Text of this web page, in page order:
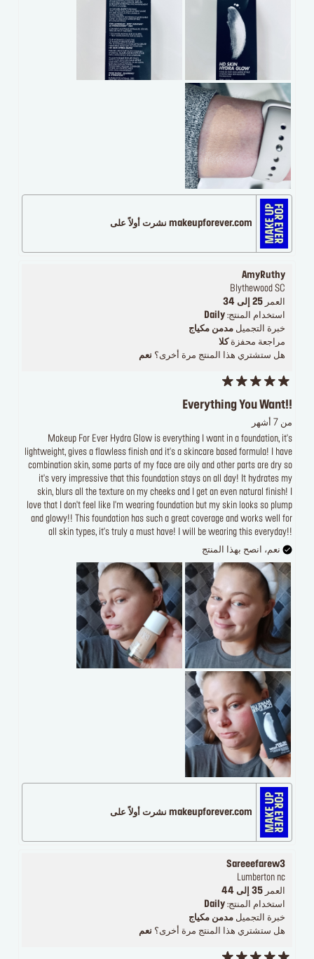
makeupforever.com نشرت أولاً على
AmyRuthy
Blythewood SC
العمر 25 إلى 34
استخدام المنتج: Daily
خبرة التجميل مدمن مكياج
مراجعة محفزة كلا
هل ستشتري هذا المنتج مرة أخرى؟ نعم
Everything You Want!!
من 7 أشهر
Makeup For Ever Hydra Glow is everything I want in a foundation, it's
lightweight, gives a flawless finish and it's a skincare based formula! I have
combination skin, some parts of my face are oily and other parts are dry so
it's very impressive that this foundation stays on all day! It hydrates my
skin, blurs all the texture on my cheeks and I get an even natural finish! I
love that I don't feel like I'm wearing foundation but my skin looks so plump
and glowy!! This foundation has such a great coverage and works well for
all skin types, it's truly a must have! I will be wearing this everyday!!
نعم، انصح بهذا المنتج
makeupforever.com نشرت أولاً على
Sareeefarew3
Lumberton nc
العمر 35 إلى 44
استخدام المنتج: Daily
خبرة التجميل مدمن مكياج
هل ستشتري هذا المنتج مرة أخرى؟ نعم